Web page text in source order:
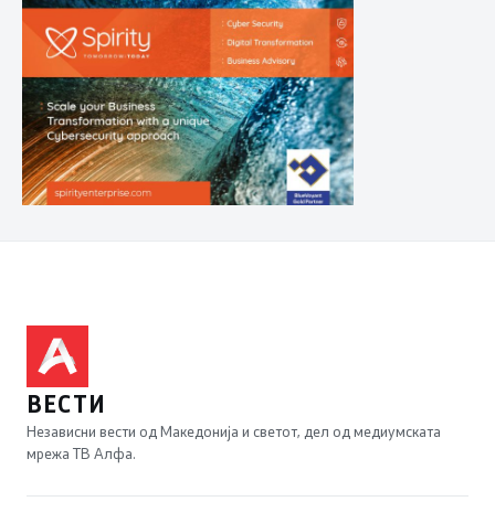
ВЕСТИ
Независни вести од Македонија и светот, дел од медиумската
мрежа ТВ Алфа.